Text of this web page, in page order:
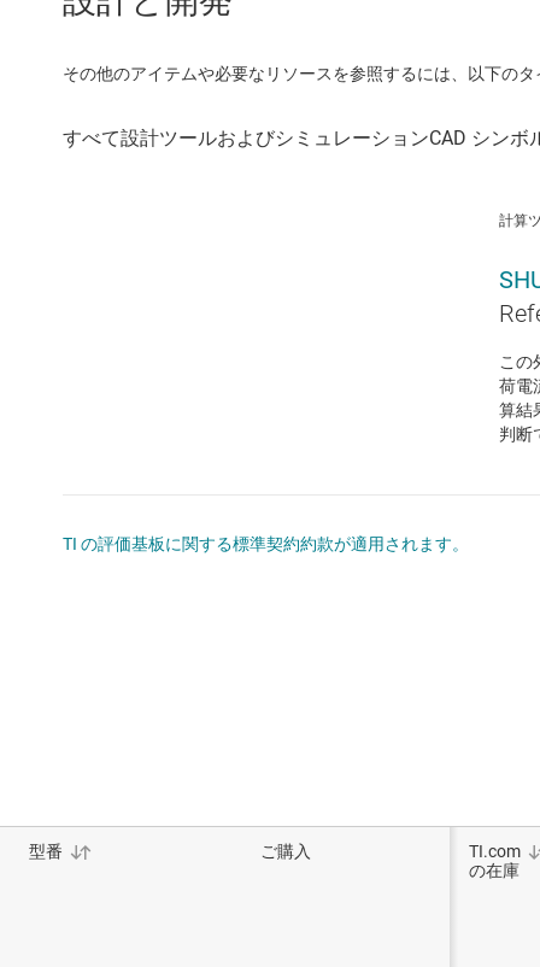
その他のアイテムや必要なリソースを参照するには、以下の
計算
この
荷電
算結
判断
TI の評価基板に関する標準契約約款が適用されます。